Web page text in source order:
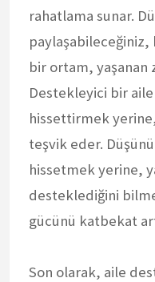
rahatlama sunar.
bir ortam, yaşanan
Destekleyici bir aile
hissettirmek
teşvik eder.
hissetmek yerine,
desteklediğini
gücünü katbekat
Son olarak, aile